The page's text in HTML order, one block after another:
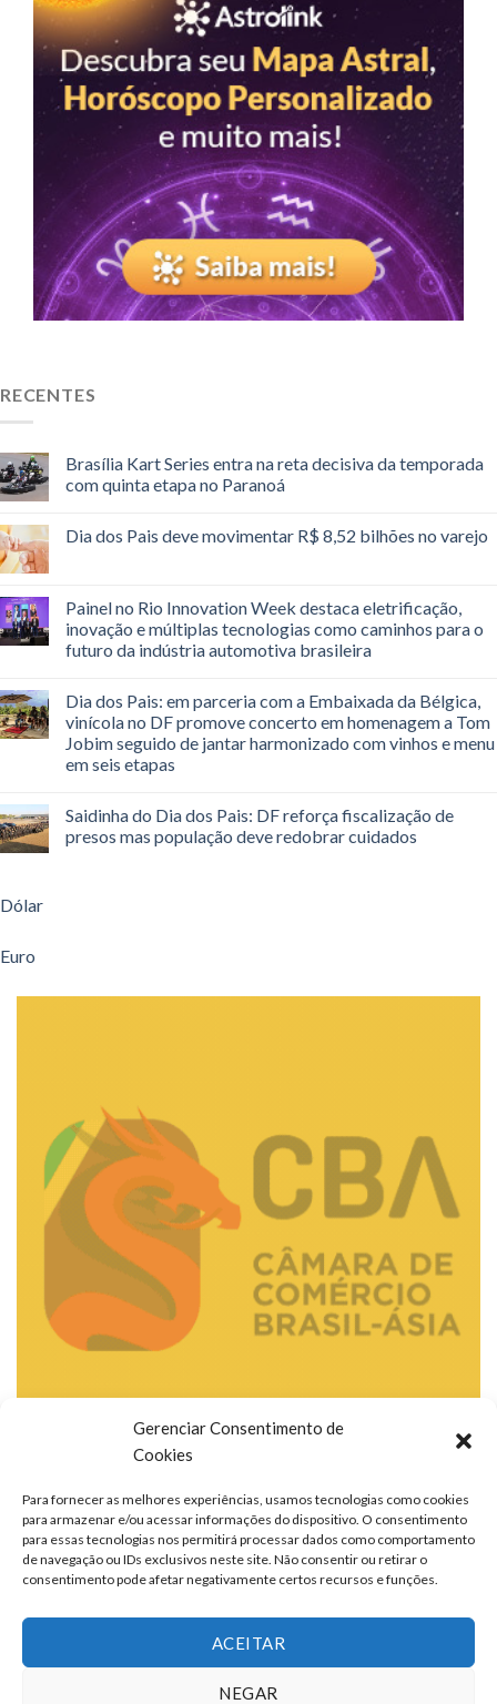
Gerenciar Consentimento de
Cookies
Para fornecer as melhores experiências, usamos tecnologias como cookies
para armazenar e/ou acessar informações do dispositivo. O consentimento
para essas tecnologias nos permitirá processar dados como comportamento
de navegação ou IDs exclusivos neste site. Não consentir ou retirar o
consentimento pode afetar negativamente certos recursos e funções.
ACEITAR
NEGAR
RECENTES
Brasília Kart Series entra na reta decisiva da temporada
com quinta etapa no Paranoá
Dia dos Pais deve movimentar R$ 8,52 bilhões no varejo
Painel no Rio Innovation Week destaca eletrificação,
inovação e múltiplas tecnologias como caminhos para o
futuro da indústria automotiva brasileira
Dia dos Pais: em parceria com a Embaixada da Bélgica,
vinícola no DF promove concerto em homenagem a Tom
Jobim seguido de jantar harmonizado com vinhos e menu
em seis etapas
Saidinha do Dia dos Pais: DF reforça fiscalização de
presos mas população deve redobrar cuidados
Dólar
Euro